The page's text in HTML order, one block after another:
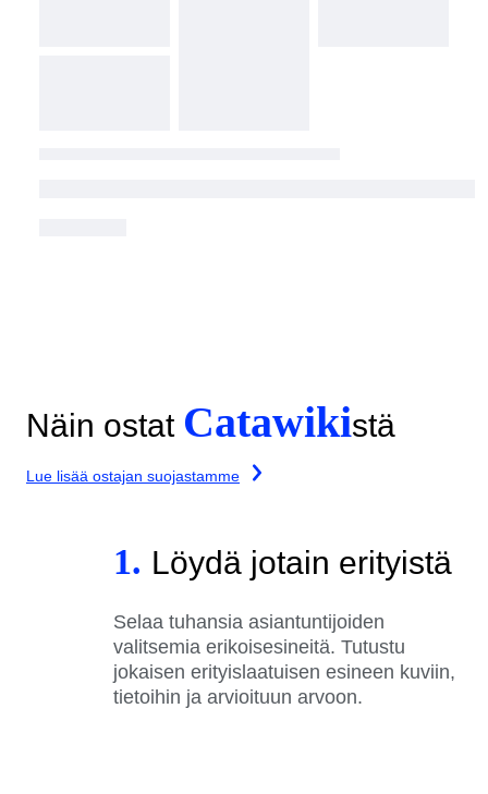
Näin ostat Catawikistä
Lue lisää ostajan suojastamme
1. Löydä jotain erityistä
Selaa tuhansia asiantuntijoiden
valitsemia erikoisesineitä. Tutustu
jokaisen erityislaatuisen esineen kuviin,
tietoihin ja arvioituun arvoon.